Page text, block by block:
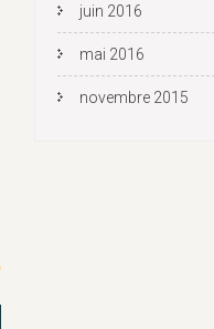
juin 2016
mai 2016
novembre 2015